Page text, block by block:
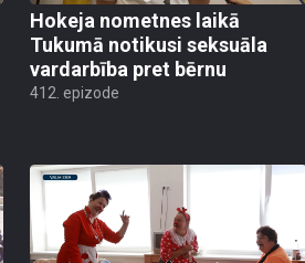
Hokeja nometnes laikā
Tukumā notikusi seksuāla
vardarbība pret bērnu
412. epizode